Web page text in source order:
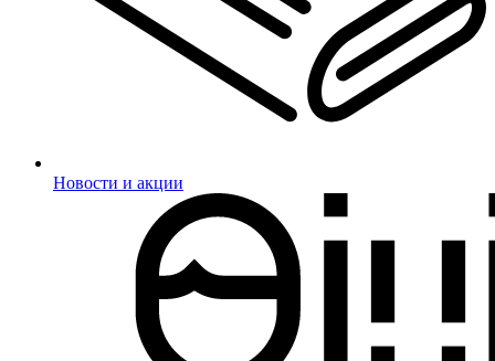
Новости и акции